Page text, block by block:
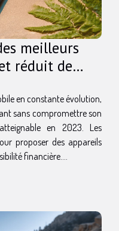
meilleurs
réduit de
en constante évolution,
sans compromettre son
en 2023. Les
proposer des appareils
financière....